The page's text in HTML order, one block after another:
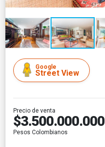
Google
Street View
Precio de venta
$3.500.000.000
Pesos Colombianos